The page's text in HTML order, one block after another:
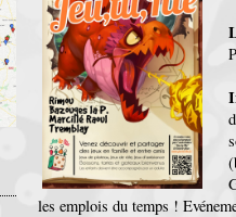
les emplois du temps !